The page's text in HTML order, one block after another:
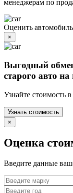
менеджерам по
Оценить автомобиль
×
Выгодный
старого авто на
Узнайте стоимость
Узнать стоимость
×
Оценка
Введите данные